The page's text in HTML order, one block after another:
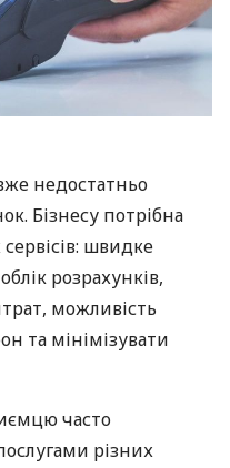
недостатньо
Бізнесу потрібна
швидке
розрахунків,
можливість
та мінімізувати
часто
різних